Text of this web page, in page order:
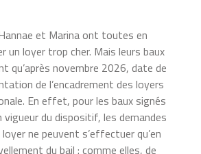
et Marina ont toutes en
un loyer trop cher. Mais leurs baux
qu’après novembre 2026, date de
de l’encadrement des loyers
En effet, pour les baux signés
vigueur du dispositif, les demandes
ne peuvent s’effectuer qu’en
du bail : comme elles, de